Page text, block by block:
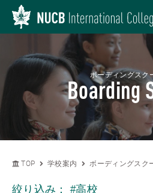
ボーディングスク
Boarding
TOP 学校案内 ボーディングスク
絞り込み：#高校